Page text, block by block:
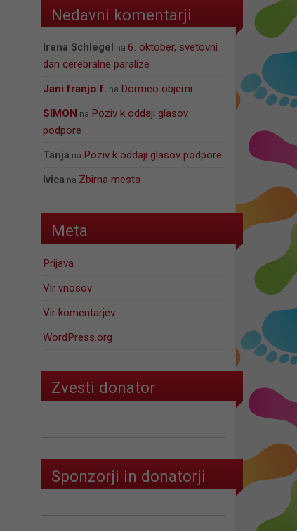
Nedavni komentarji
Irena Schlegel na6. oktober, svetovni
dan cerebralne paralize
jani franjo f. na Dormeo objemi
SIMON na Poziv k oddaji glasov
podpore
Tanja na Poziv k oddaji glasov podpore
Ivica na Zbirna mesta
Meta
Prijava
Vir vnosov
Vir komentarjev
WordPress.org
Zvesti donator
Sponzorji in donatorji